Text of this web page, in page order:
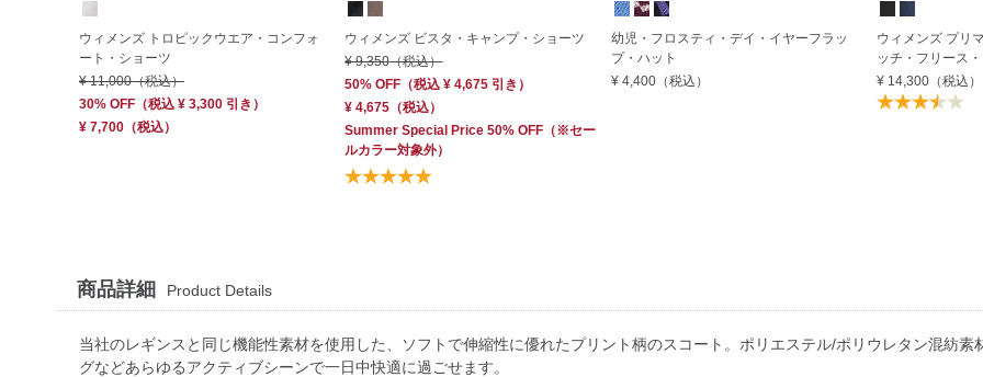
ウィメンズ トロピックウエア・コンフォ
ート・ショーツ
¥ 11,000（税込）
30% OFF （税込 ¥ 3,300 引き）
¥ 7,700 （税込）
ウィメンズ ビスタ・キャンプ・ショーツ
¥ 9,350（税込）
50% OFF （税込¥ 4,675 引き）
¥ 4,675 （税込）
Summer Special Price 50% OFF （※セー
ルカラー対象外）
幼児・フロスティ・デイ・イヤーフラッ
プ・ハット
¥ 4,400（税込）
ウィメンズ プリ
ッチ・フリース
¥ 14,300 （税込）
商品詳細 Product Details
当社のレギンスと同じ機能性素材を使用した、ソフトで伸縮性に優れたプリント柄のスコート。ポリエステル/ポリウレタン混紡
グなどあらゆるアクティブシーンで一日中快適に過ごせます。